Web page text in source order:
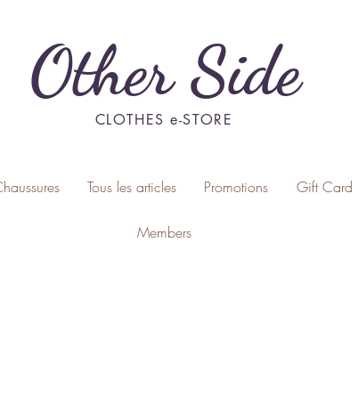
Other Side
CLOTHES e-STORE
Tous les articles Promotions Gift Card
Members